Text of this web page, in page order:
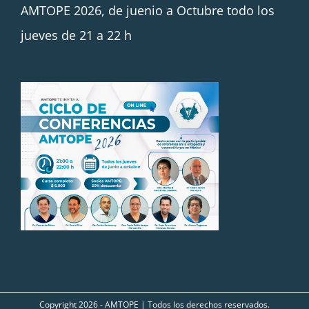
AMTOPE 2026, de juenio a Octubre todo los
jueves de 21 a 22 h
Copyright2026 - AMTOPE | Todos los derechos reservados.